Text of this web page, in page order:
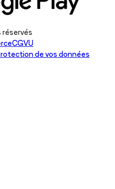
réservés
CGVU
de vos données